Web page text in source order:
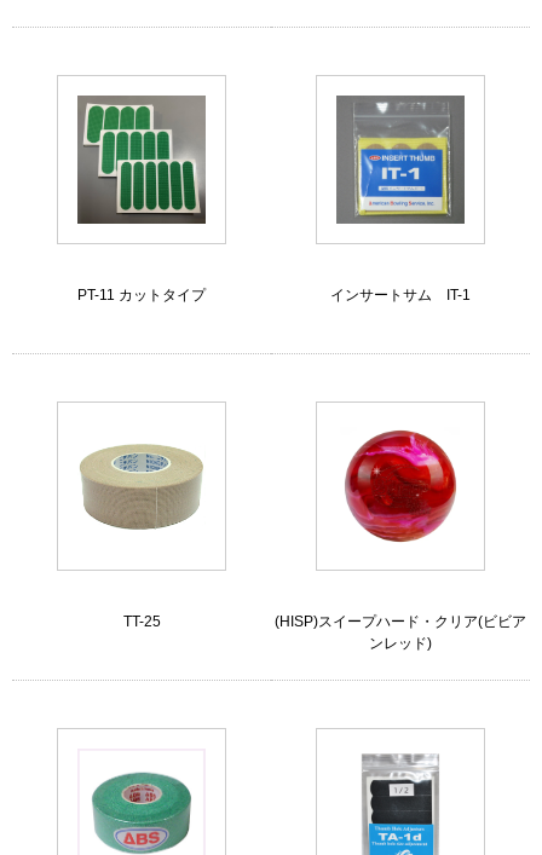
PT-11 カットタイプ インサートサム IT-1
TT-25
(HISP)スイープハード・クリア(ビビア
ンレッド)